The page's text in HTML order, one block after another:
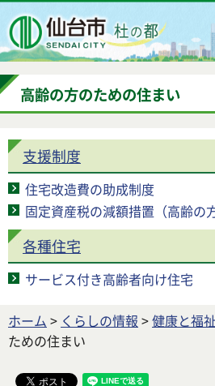
高齢の方のための住まい
支援制度
住宅改造費の助成制度
固定資産税の減額措置（高齢の
各種住宅
サービス付き高齢者向け住宅
ホーム > くらしの情報 >健康と福祉
ための住まい